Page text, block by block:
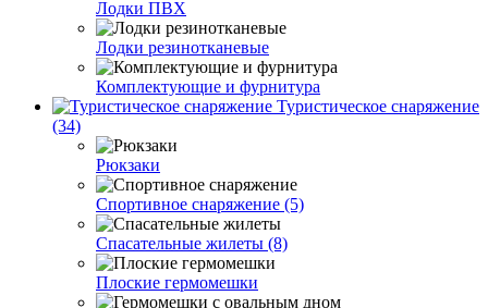
Лодки ПВХ
Лодки резинотканевые
Комплектующие и фурнитура
Туристическое снаряжение
(34)
Рюкзаки
Спортивное снаряжение (5)
Спасательные жилеты (8)
Плоские гермомешки